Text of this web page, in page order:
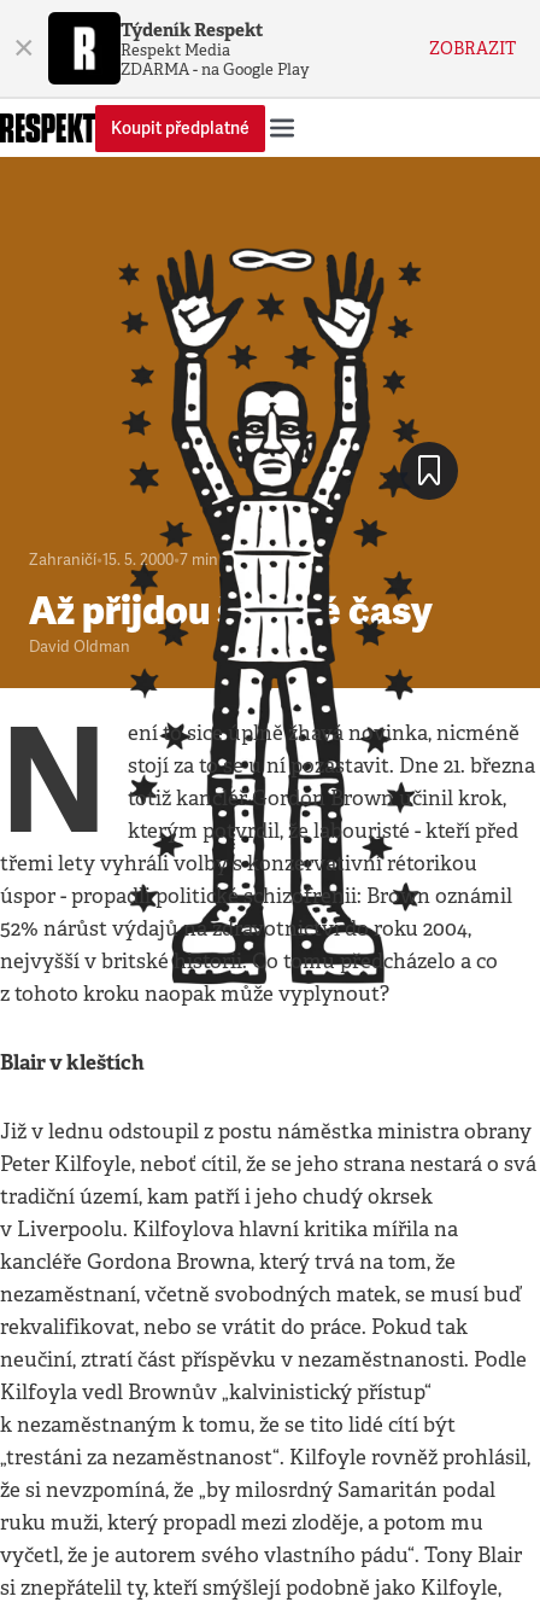
× Týdeník Respekt
Respekt Media
ZDARMA - na Google Play
ZOBRAZIT
Koupit předplatné
Zahraničí•15. 5. 2000•7 minut
Až přijdou špatné časy
David Oldman
N
ení to sice úplně žhavá novinka, nicméně
stojí za to se u ní pozastavit. Dne 21. března
totiž kancléř Gordon Brown učinil krok,
kterým potvrdil, že labouristé - kteří před
třemi lety vyhráli volby s konzervativní rétorikou
úspor - propadli politické schizofrenii: Brown oznámil
52% nárůst výdajů na zdravotnictví do roku 2004,
nejvyšší v britské historii. Co tomu předcházelo a co
z tohoto kroku naopak může vyplynout?
Blair v kleštích
Již v lednu odstoupil z postu náměstka ministra obrany
Peter Kilfoyle, neboť cítil, že se jeho strana nestará o svá
tradiční území, kam patří i jeho chudý okrsek
v Liverpoolu. Kilfoylova hlavní kritika mířila na
kancléře Gordona Browna, který trvá na tom, že
nezaměstnaní, včetně svobodných matek, se musí buď
rekvalifikovat, nebo se vrátit do práce. Pokud tak
neučiní, ztratí část příspěvku v nezaměstnanosti. Podle
Kilfoyla vedl Brownův „kalvinistický přístup“
k nezaměstnaným k tomu, že se tito lidé cítí být
„trestáni za nezaměstnanost“. Kilfoyle rovněž prohlásil,
že si nevzpomíná, že „by milosrdný Samaritán podal
ruku muži, který propadl mezi zloděje, a potom mu
vyčetl, že je autorem svého vlastního pádu“. Tony Blair
si znepřátelil ty, kteří smýšlejí podobně jako Kilfoyle,